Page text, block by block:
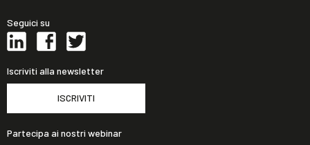
Seguici su
Iscriviti alla newsletter
ISCRIVITI
Partecipa ai nostri webinar